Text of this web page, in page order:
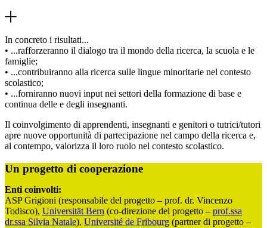
In concreto i risultati...
• ...rafforzeranno il dialogo tra il mondo della ricerca, la scuola e le
famiglie;
• ...contribuiranno alla ricerca sulle lingue minoritarie nel contesto
scolastico;
• ...forniranno nuovi input nei settori della formazione di base e
continua delle e degli insegnanti.
Il coinvolgimento di apprendenti, insegnanti e genitori o tutrici/tutori
apre nuove opportunità di partecipazione nel campo della ricerca e,
al contempo, valorizza il loro ruolo nel contesto scolastico.
Un progetto di cooperazione
Enti coinvolti:
ASP Grigioni (responsabile del progetto – prof. dr. Vincenzo
Todisco), Universität Bern (co-direzione del progetto – prof.ssa
dr.ssa Silvia Natale), Université de Fribourg (partner di progetto –